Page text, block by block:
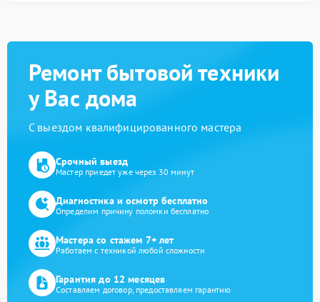
Ремонт бытовой техники
у Вас дома
С выездом квалифицированного мастера
Срочный выезд
Мастер приедет уже через 30 минут
Диагностика и осмотр бесплатно
Определим причину поломки бесплатно
Мастера со стажем 7+ лет
Работаем с техникой любой сложности
Гарантия до 12 месяцев
Составляем договор, предоставляем гарантию